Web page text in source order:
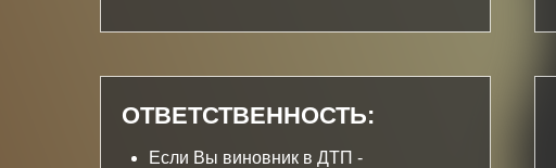
ОТВЕТСТВЕННОСТЬ:
Если Вы виновник в ДТП -